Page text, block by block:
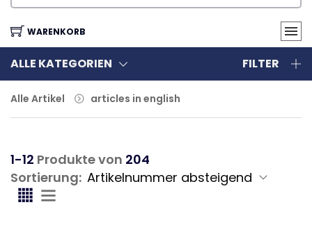
WARENKORB
ALLE KATEGORIEN FILTER
Alle Artikel articles in english
1-12 Produkte von 204
Sortierung: